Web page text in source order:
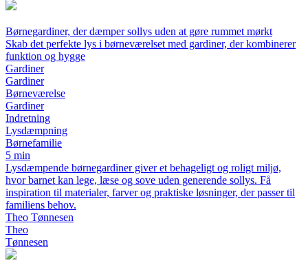
Børnegardiner, der dæmper sollys uden at gøre rummet mørkt
Skab det perfekte lys i børneværelset med gardiner, der kombinerer
funktion og hygge
Gardiner
Gardiner
Børneværelse
Gardiner
Indretning
Lysdæmpning
Børnefamilie
5 min
Lysdæmpende børnegardiner giver et behageligt og roligt miljø,
hvor barnet kan lege, læse og sove uden generende sollys. Få
inspiration til materialer, farver og praktiske løsninger, der passer til
familiens behov.
Theo Tønnesen
Theo
Tønnesen